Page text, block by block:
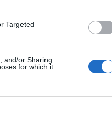
Targeted
and/or Sharing
for which it